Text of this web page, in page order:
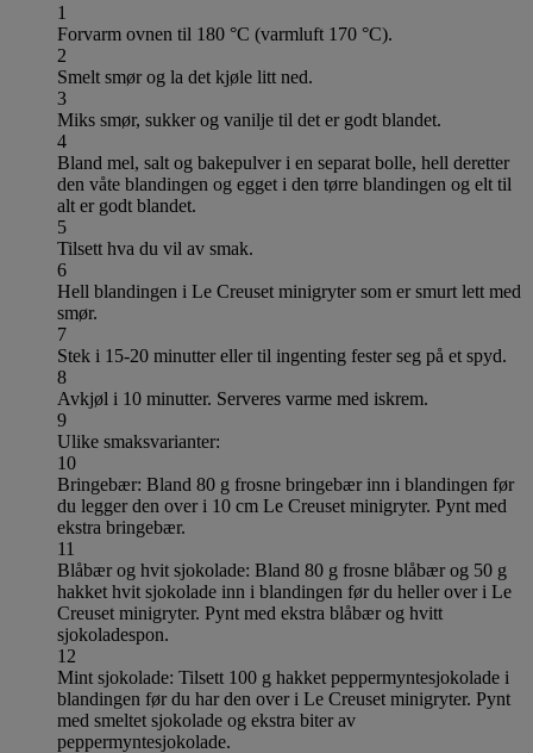
1
Forvarm ovnen til 180 °C (varmluft 170 °C).
2
Smelt smør og la det kjøle litt ned.
3
Miks smør, sukker og vanilje til det er godt blandet.
4
Bland mel, salt og bakepulver i en separat bolle, hell deretter
den våte blandingen og egget i den tørre blandingen og elt til
alt er godt blandet.
5
Tilsett hva du vil av smak.
6
Hell blandingen i Le Creuset minigryter som er smurt lett med
smør.
7
Stek i 15-20 minutter eller til ingenting fester seg på et spyd.
8
Avkjøl i 10 minutter. Serveres varme med iskrem.
9
Ulike smaksvarianter:
10
Bringebær: Bland 80 g frosne bringebær inn i blandingen før
du legger den over i 10 cm Le Creuset minigryter. Pynt med
ekstra bringebær.
11
Blåbær og hvit sjokolade: Bland 80 g frosne blåbær og 50 g
hakket hvit sjokolade inn i blandingen før du heller over i Le
Creuset minigryter. Pynt med ekstra blåbær og hvitt
sjokoladespon.
12
Mint sjokolade: Tilsett 100 g hakket peppermyntesjokolade i
blandingen før du har den over i Le Creuset minigryter. Pynt
med smeltet sjokolade og ekstra biter av
peppermyntesjokolade.